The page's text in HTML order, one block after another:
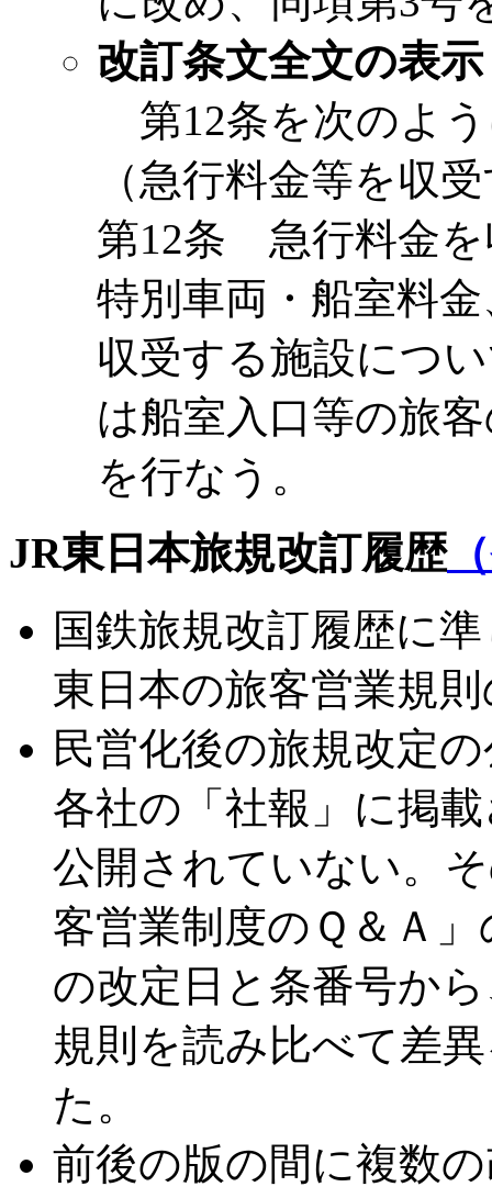
改訂条文全文の表示
第12条を次のよ
（急行料金等を収
第12条 急行料金を
特別車両・船室料
収受する施設につ
は船室入口等の旅
を行なう。
JR東日本旅規改訂履歴
国鉄旅規改訂履歴に
東日本の旅客営業規
民営化後の旅規改定
各社の「社報」に掲
公開されていない。
客営業制度のＱ＆Ａ
の改定日と条番号か
規則を読み比べて差
た。
前後の版の間に複数